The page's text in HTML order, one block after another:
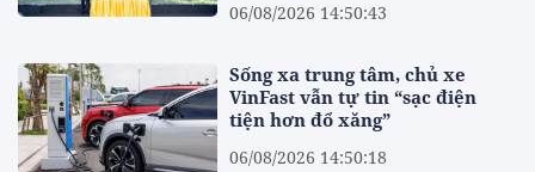
06/08/2026 14:50:43
Sống xa trung tâm, chủ xe
VinFast vẫn tự tin “sạc điện
tiện hơn đổ xăng”
06/08/2026 14:50:18